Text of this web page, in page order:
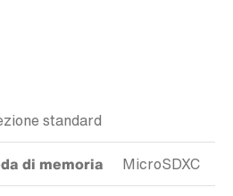
standard
di memoria MicroSDXC